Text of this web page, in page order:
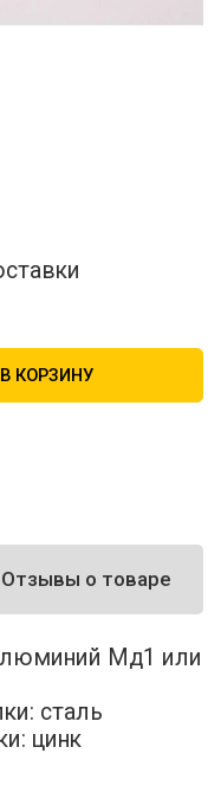
В КОРЗИНУ
Отзывы о товаре
Мд1 или
сталь
цинк